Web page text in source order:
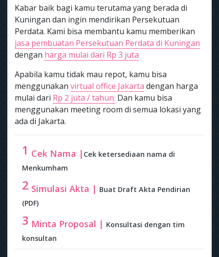
Kabar baik bagi kamu terutama yang berada di
Kuningan dan ingin mendirikan Persekutuan
Perdata. Kami bisa membantu kamu memberikan
jasa pembuatan Persekutuan Perdata di Kuningan
dengan harga mulai dari Rp 3 juta
Apabila kamu tidak mau repot, kamu bisa
menggunakan virtual office Jakarta dengan harga
mulai dari Rp 2 juta / tahun. Dan kamu bisa
menggunakan meeting room di semua lokasi yang
ada di Jakarta.
1 Cek Nama | Cek ketersediaan nama di
Menkumham
2 Simulasi Akta | Buat Draft Akta Pendirian
(PDF)
3 Minta Proposal | Konsultasi dengan tim
konsultan